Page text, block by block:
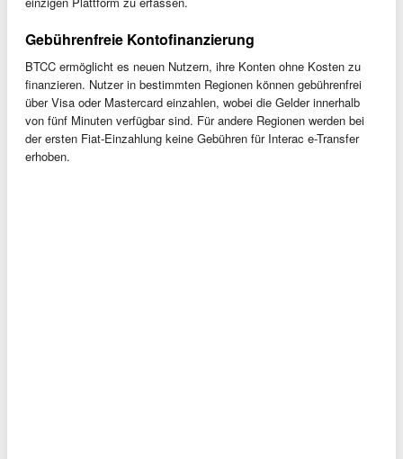
Gebührenfreie Kontofinanzierung
BTCC ermöglicht es neuen Nutzern, ihre Konten ohne Kosten zu
finanzieren. Nutzer in bestimmten Regionen können gebührenfrei
über Visa oder Mastercard einzahlen, wobei die Gelder innerhalb
von fünf Minuten verfügbar sind. Für andere Regionen werden bei
der ersten Fiat-Einzahlung keine Gebühren für Interac e-Transfer
erhoben.